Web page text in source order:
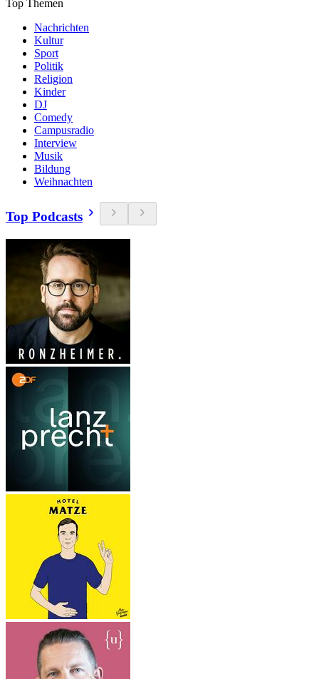
Top Themen
Nachrichten
Kultur
Sport
Politik
Religion
Kinder
DJ
Comedy
Campusradio
Interview
Musik
Bildung
Weihnachten
Top Podcasts